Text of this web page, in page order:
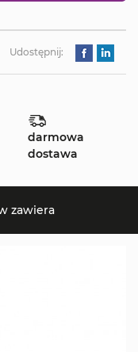
Udostępnij:
darmowa
dostawa
zawiera